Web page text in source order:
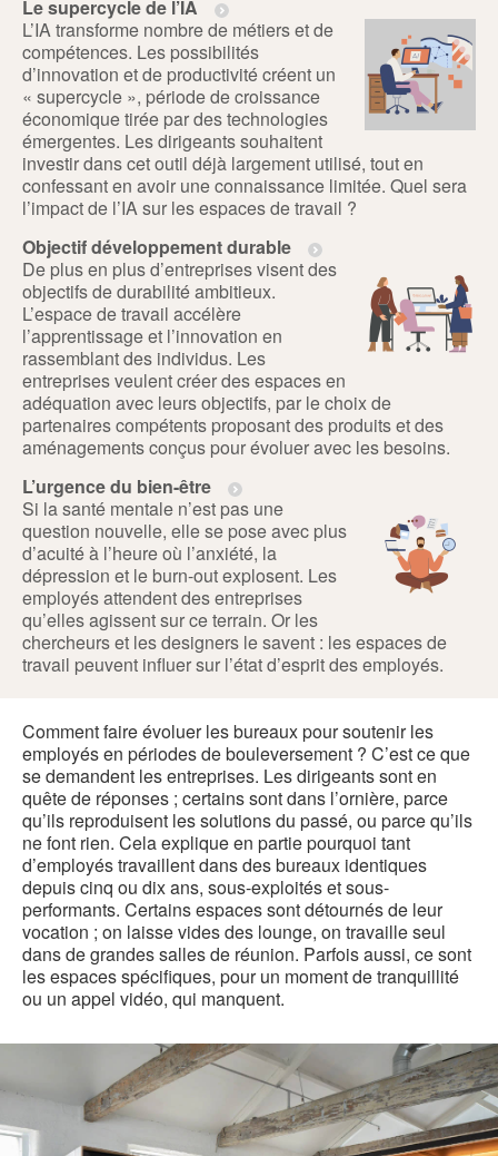
Le supercycle de l’IA
L’IA transforme nombre de métiers et de
compétences. Les possibilités
d’innovation et de productivité créent un
« supercycle », période de croissance
économique tirée par des technologies
émergentes. Les dirigeants souhaitent
investir dans cet outil déjà largement utilisé, tout en
confessant en avoir une connaissance limitée. Quel sera
l’impact de l’IA sur les espaces de travail ?
Objectif développement durable
De plus en plus d’entreprises visent des
objectifs de durabilité ambitieux.
L’espace de travail accélère
l’apprentissage et l’innovation en
rassemblant des individus. Les
entreprises veulent créer des espaces en
adéquation avec leurs objectifs, par le choix de
partenaires compétents proposant des produits et des
aménagements conçus pour évoluer avec les besoins.
L’urgence du bien-être
Si la santé mentale n’est pas une
question nouvelle, elle se pose avec plus
d’acuité à l’heure où l’anxiété, la
dépression et le burn-out explosent. Les
employés attendent des entreprises
qu’elles agissent sur ce terrain. Or les
chercheurs et les designers le savent : les espaces de
travail peuvent influer sur l’état d’esprit des employés.
Comment faire évoluer les bureaux pour soutenir les
employés en périodes de bouleversement ? C’est ce que
se demandent les entreprises. Les dirigeants sont en
quête de réponses ; certains sont dans l’ornière, parce
qu’ils reproduisent les solutions du passé, ou parce qu’ils
ne font rien. Cela explique en partie pourquoi tant
d’employés travaillent dans des bureaux identiques
depuis cinq ou dix ans, sous-exploités et sous-
performants. Certains espaces sont détournés de leur
vocation ; on laisse vides des lounge, on travaille seul
dans de grandes salles de réunion. Parfois aussi, ce sont
les espaces spécifiques, pour un moment de tranquillité
ou un appel vidéo, qui manquent.